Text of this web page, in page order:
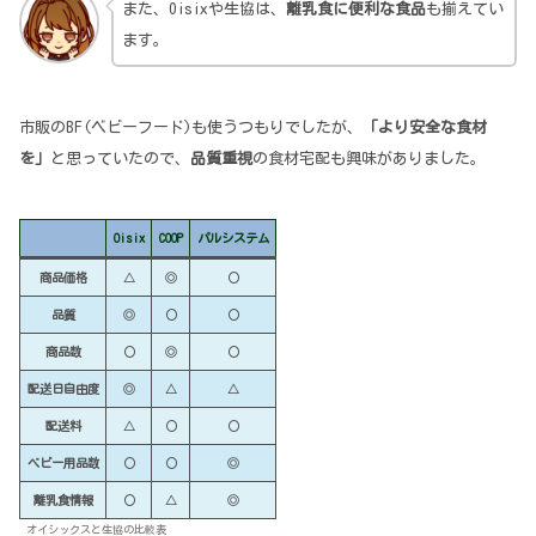
また、Oisixや生協は、 離乳食に便利な食品も揃えてい
ます。
市販のBF(ベビーフード)も使うつもりでしたが、
「より安全な食材
を」
と思っていたので、 品質重視の食材宅配も興味がありました。
Oisix COOP パルシステム
商品価格 △ ◎ 〇
品質 ◎ 〇 〇
商品数 〇 ◎ 〇
配送日自由度 ◎ △ △
配送料 △ 〇 〇
ベビー用品数 〇 〇 ◎
離乳食情報 〇 △ ◎
オイシックスと生協の比較表